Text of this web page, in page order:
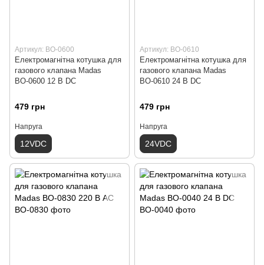
Артикул: ВО-0600
Електромагнітна котушка для
газового клапана Madas
ВО-0600 12 В DС
479 грн
Напруга
12VDC
Артикул: ВО-0610
Електромагнітна котушка для
газового клапана Madas
ВО-0610 24 В DС
479 грн
Напруга
24VDC